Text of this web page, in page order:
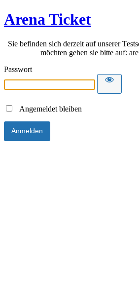
Arena Ticket
Sie befinden sich derzeit auf unserer
möchten gehen sie bitte auf:
Passwort
Angemeldet bleiben